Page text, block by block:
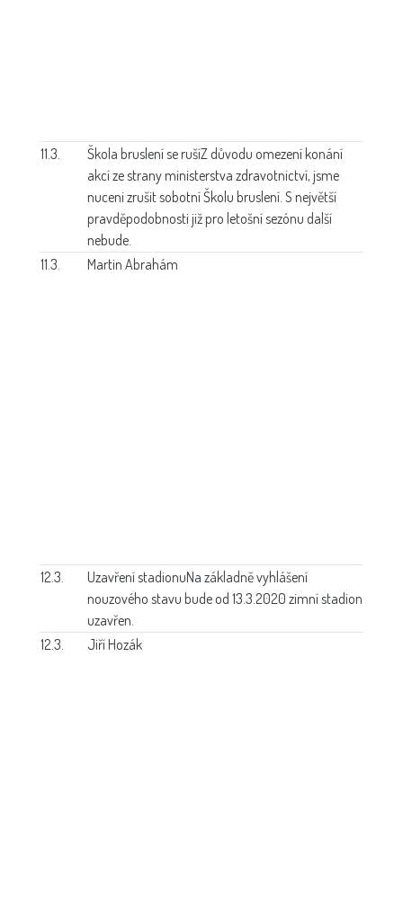
11.3. Škola bruslení se rušíZ důvodu omezení konání
akcí ze strany ministerstva zdravotnictví, jsme
nuceni zrušit sobotní Školu bruslení. S největší
pravděpodobnosti již pro letošní sezónu další
nebude.
11.3.
Martin Abrahám
12.3. Uzavření stadionuNa základně vyhlášení
nouzového stavu bude od 13.3.2020 zimní stadion
uzavřen.
12.3.
Jiří Hozák